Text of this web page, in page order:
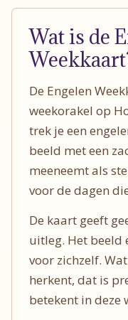
Wat is de
De Engelen
weekorakel op
trek je een
beeld met een
meeneemt als
voor de dagen
De kaart geeft
uitleg. Het beeld
voor zichzelf.
herkent, dat is
betekent in deze